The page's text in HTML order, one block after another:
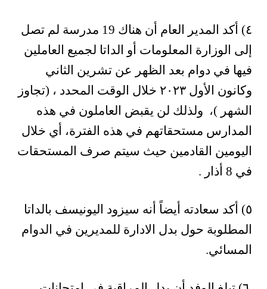
٤) أكد المدير العام أن هناك 19 مدرسة لم تصل
إلى الوزارة المعلومات أو الداتا لجميع العاملين
فيها في دوام بعد الظهر عن تشرين الثاني
وكانون الأول ٢٠٢٣ خلال الوقت المحدد ، (تجاوز
الشهر )، ولذلك لن يقبض العاملون في هذه
المدارس مستحقاتهم في هذه الفترة، أي خلال
اليومين القادمين حيث سيتم صرف المستحقات
في 8 أذار .
٥) أكد سعادته أيضاً أنه سيزود اليونيسف بالداتا
المطلوبة حول بدل الادارة للمديرين في الدوام
المسائي.